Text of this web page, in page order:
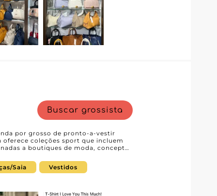
Buscar grossista
por grosso de pronto-a-vestir
oferece coleções sport que incluem
a boutiques de moda, concept
renovadas regularmente,
um sortido dinâmico e versátil.
podem solicitar acesso ao
Saia Vestidos